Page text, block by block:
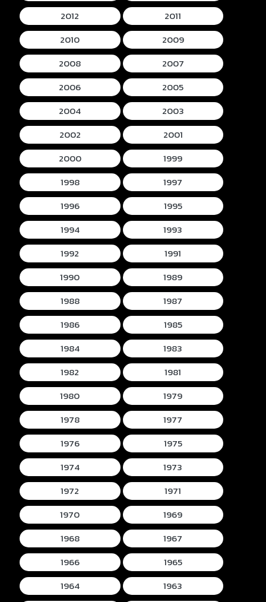
2012
2011
2010
2009
2008
2007
2006
2005
2004
2003
2002
2001
2000
1999
1998
1997
1996
1995
1994
1993
1992
1991
1990
1989
1988
1987
1986
1985
1984
1983
1982
1981
1980
1979
1978
1977
1976
1975
1974
1973
1972
1971
1970
1969
1968
1967
1966
1965
1964
1963